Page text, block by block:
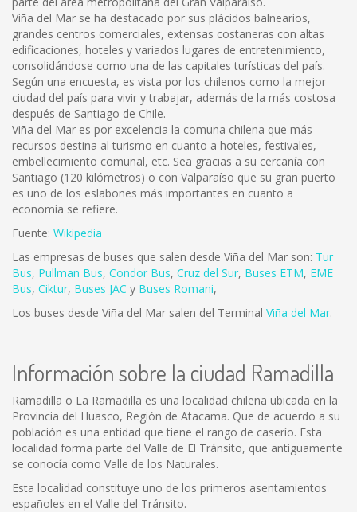
Viña del Mar se ha destacado por sus plácidos balnearios,
grandes centros comerciales, extensas costaneras con altas
edificaciones, hoteles y variados lugares de entretenimiento,
consolidándose como una de las capitales turísticas del país.
Según una encuesta, es vista por los chilenos como la mejor
ciudad del país para vivir y trabajar, además de la más costosa
después de Santiago de Chile.
Viña del Mar es por excelencia la comuna chilena que más
recursos destina al turismo en cuanto a hoteles, festivales,
embellecimiento comunal, etc. Sea gracias a su cercanía con
Santiago (120 kilómetros) o con Valparaíso que su gran puerto
es uno de los eslabones más importantes en cuanto a
economía se refiere.
Fuente: Wikipedia
Las empresas de buses que salen desde Viña del Mar son: Tur
Bus, Pullman Bus, Condor Bus, Cruz del Sur, Buses ETM, EME
Bus, Ciktur, Buses JAC y Buses Romani,
Los buses desde Viña del Mar salen del Terminal Viña del Mar.
Información sobre la ciudad Ramadilla
Ramadilla o La Ramadilla es una localidad chilena ubicada en la
Provincia del Huasco, Región de Atacama. Que de acuerdo a su
población es una entidad que tiene el rango de caserío. Esta
localidad forma parte del Valle de El Tránsito, que antiguamente
se conocía como Valle de los Naturales.
Esta localidad constituye uno de los primeros asentamientos
españoles en el Valle del Tránsito.